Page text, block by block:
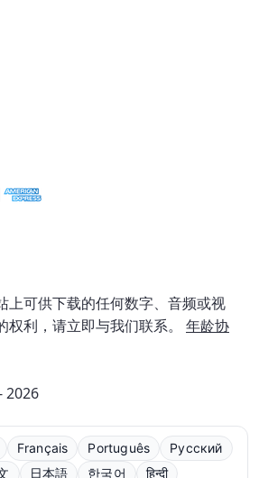
上可供下载的任何数字、音频或视
权利，请立即与我们联系。 年龄协
2026
Français Português
Русский
日本語 한국어 हिन्दी